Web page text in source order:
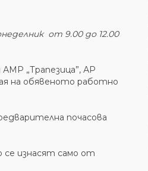
от 9.00 до 12.00
„Трапезица”, АР
на обявеното работно
почасова
се изнасят само от